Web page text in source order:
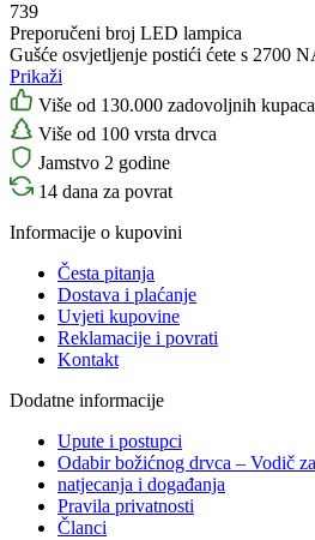
739
Preporučeni broj LED lampica
Gušće osvjetljenje postići ćete s 2700
Prikaži
Više od 130.000 zadovoljnih kupaca
Više od 100 vrsta drvca
Jamstvo 2 godine
14 dana za povrat
Informacije o kupovini
Česta pitanja
Dostava i plaćanje
Uvjeti kupovine
Reklamacije i povrati
Kontakt
Dodatne informacije
Upute i postupci
Odabir božićnog drvca – Vodič
natjecanja i događanja
Pravila privatnosti
Članci